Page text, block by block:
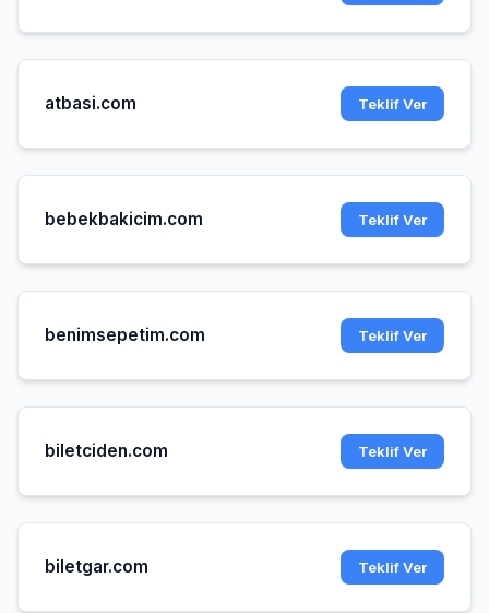
atbasi.com Teklif Ver
bebekbakicim.com Teklif Ver
benimsepetim.com Teklif Ver
biletciden.com Teklif Ver
biletgar.com Teklif Ver